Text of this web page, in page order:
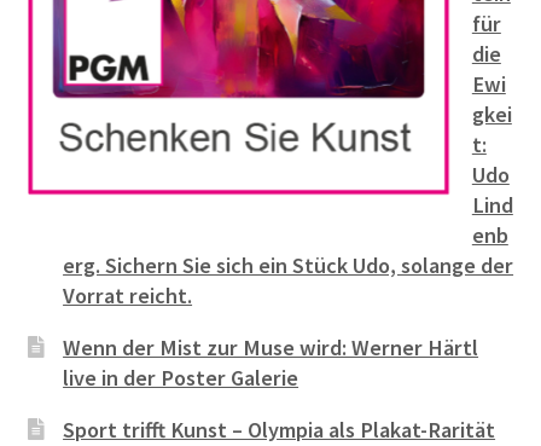
für
die
Ewi
gkei
t:
Udo
Lind
enb
erg. Sichern Sie sich ein Stück Udo, solange der
Vorrat reicht.
Wenn der Mist zur Muse wird: Werner Härtl
live in der Poster Galerie
Sport trifft Kunst – Olympia als Plakat-Rarität